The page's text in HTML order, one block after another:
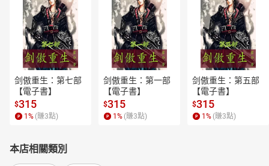
剑傲重生：第七部
【電子書】
$315
1 % (賺3點)
剑傲重生：第一部
【電子書】
$315
1 % (賺3點)
剑傲重生：第五部
【電子書】
$315
1 % (賺3點)
本店相關類別